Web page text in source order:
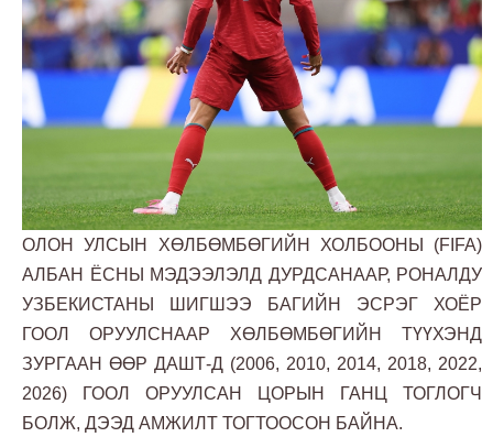
ОЛОН УЛСЫН ХӨЛБӨМБӨГИЙН ХОЛБООНЫ (FIFA)
АЛБАН ЁСНЫ МЭДЭЭЛЭЛД ДУРДСАНААР, РОНАЛДУ
УЗБЕКИСТАНЫ ШИГШЭЭ БАГИЙН ЭСРЭГ ХОЁР
ГООЛ ОРУУЛСНААР ХӨЛБӨМБӨГИЙН ТҮҮХЭНД
ЗУРГААН ӨӨР ДАШТ-Д (2006, 2010, 2014, 2018, 2022,
2026) ГООЛ ОРУУЛСАН ЦОРЫН ГАНЦ ТОГЛОГЧ
БОЛЖ, ДЭЭД АМЖИЛТ ТОГТООСОН БАЙНА.